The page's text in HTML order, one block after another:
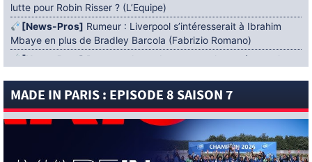
lutte pour Robin Risser ? (L’Equipe)
[News-Pros] Rumeur : Liverpool s’intéresserait à Ibrahim
Mbaye en plus de Bradley Barcola (Fabrizio Romano)
[News-Pros]
Rumeur : Accord contractuel trouvé entre le
[News-Pros]Rumeur : Le PSG aurait lancé un ultimatum
4 AOÛT 2026
Mercato : Khalil Ayari prêté à Dunkerque
MADE IN PARIS : EPISODE 8 SAISON 7